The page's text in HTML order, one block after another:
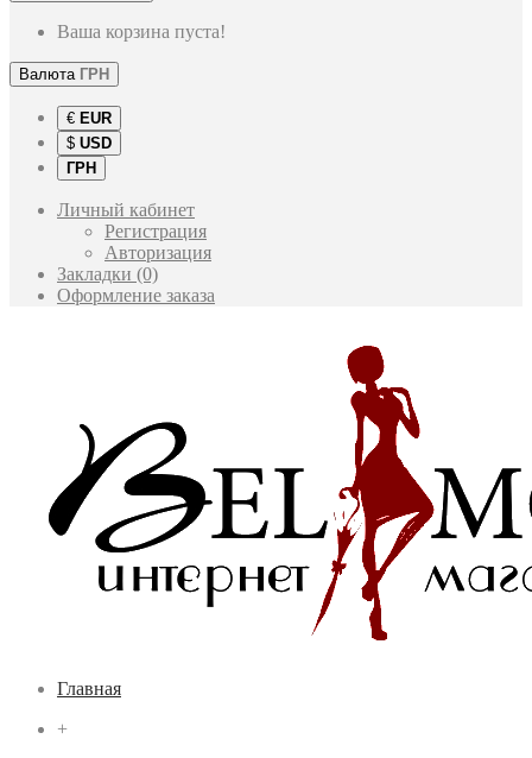
Ваша корзина пуста!
Валюта ГРН
€ EUR
$ USD
ГРН
Личный кабинет
Регистрация
Авторизация
Закладки (0)
Оформление заказа
Главная
+